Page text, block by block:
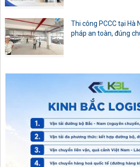
Thi công PCCC tại Hà
pháp an toàn, đúng